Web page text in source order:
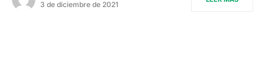
3 de diciembre de 2021